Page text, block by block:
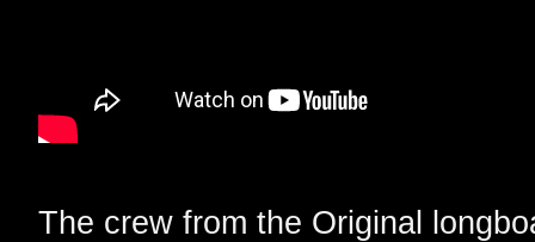
The crew from the Original